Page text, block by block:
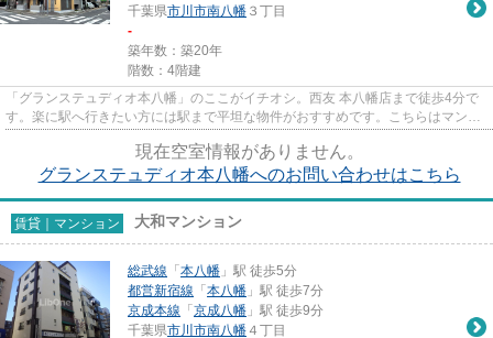
千葉県市川市南八幡 ３丁目
-
築年数：築20年
階数：4階建
「グランステュディオ本八幡」のここがイチオシ。西友 本八幡店まで徒歩4分で
す。楽に駅へ行きたい方には駅まで平坦な物件がおすすめです。こちらはマンシ
現在空室情報がありません。
グランステュディオ本八幡へのお問い合わせはこちら
賃貸｜マンション 大和マンション
総武線 「 本八幡 」駅 徒歩5分
都営新宿線 「 本八幡 」駅 徒歩7分
京成本線 「 京成八幡 」駅 徒歩9分
千葉県市川市南八幡 ４丁目